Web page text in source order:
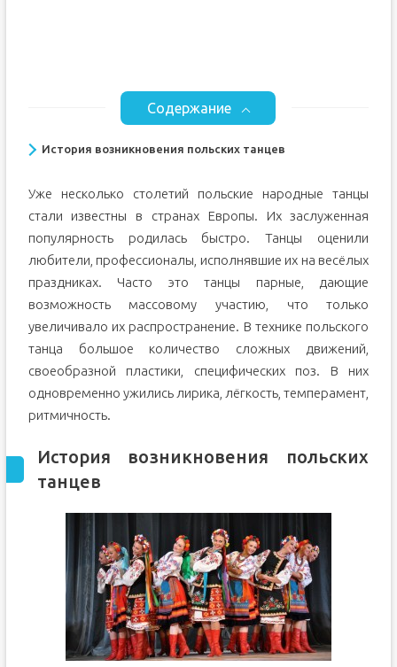
Содержание
История возникновения польских танцев
Уже несколько столетий польские народные танцы
стали известны в странах Европы. Их заслуженная
популярность родилась быстро. Танцы оценили
любители, профессионалы, исполнявшие их на весёлых
праздниках. Часто это танцы парные, дающие
возможность массовому участию, что только
увеличивало их распространение. В технике польского
танца большое количество сложных движений,
своеобразной пластики, специфических поз. В них
одновременно ужились лирика, лёгкость, темперамент,
ритмичность.
История возникновения польских
танцев